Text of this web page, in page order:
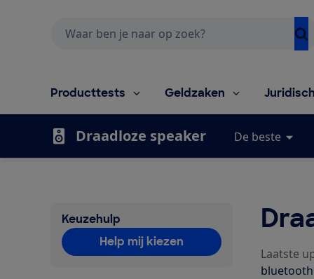
Producttests Geldzaken
Draadloze speaker De beste
Keuzehulp
Help mij kiezen
Laatste
bluetooth